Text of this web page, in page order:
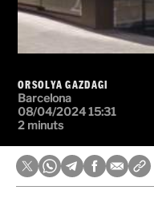
ORSOLYA GAZDAGI
Barcelona
08/04/2024 15:31
2 minuts